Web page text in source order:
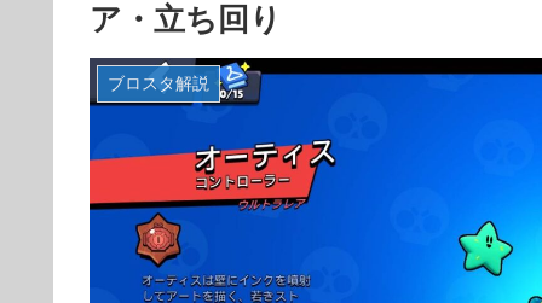
ア・立ち回り
ブロスタ解説